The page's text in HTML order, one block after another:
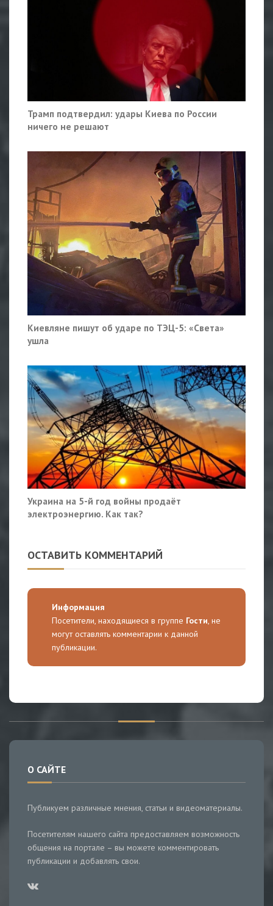
Трамп подтвердил: удары Киева по России
ничего не решают
Киевляне пишут об ударе по ТЭЦ-5: «Света»
ушла
Украина на 5-й год войны продаёт
электроэнергию. Как так?
ОСТАВИТЬ КОММЕНТАРИЙ
Информация
Посетители, находящиеся в группе Гости, не
могут оставлять комментарии к данной
публикации.
О САЙТЕ
Публикуем различные мнения, статьи и видеоматериалы.
Посетителям нашего сайта предоставляем возможность
общения на портале – вы можете комментировать
публикации и добавлять свои.